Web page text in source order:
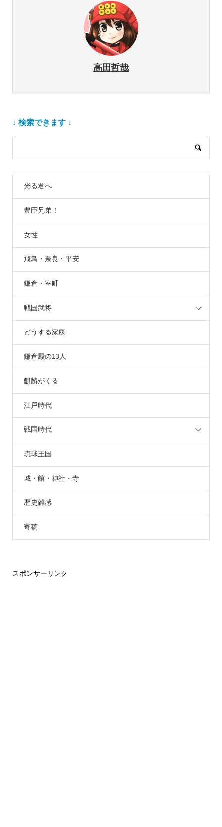
高田哲哉
↓ 検索できます ↓
光る君へ
豊臣兄弟！
女性
飛鳥・奈良・平安
鎌倉・室町
戦国武将
どうする家康
鎌倉殿の13人
麒麟がくる
江戸時代
戦国時代
琉球王国
城・館・神社・寺
歴史雑感
寄稿
スポンサーリンク